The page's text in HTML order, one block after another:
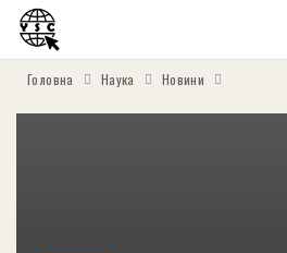
Головна Наука Новини